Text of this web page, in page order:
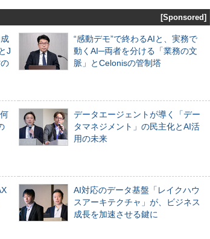
[Sponsored]
J
“感動デモ”で終わるAIと、実務で
動くAI─両者を分ける「業務の文
脈」とCelonisの管制塔
データエージェントが導く「デー
タマネジメント」の民主化とAI活
用の未来
AI対応のデータ基盤「レイクハウ
スアーキテクチャ」が、ビジネス
成長を加速させる鍵に